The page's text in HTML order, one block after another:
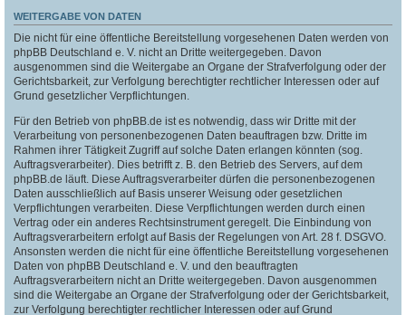
WEITERGABE VON DATEN
Die nicht für eine öffentliche Bereitstellung vorgesehenen Daten werden von
phpBB Deutschland e. V. nicht an Dritte weitergegeben. Davon
ausgenommen sind die Weitergabe an Organe der Strafverfolgung oder der
Gerichtsbarkeit, zur Verfolgung berechtigter rechtlicher Interessen oder auf
Grund gesetzlicher Verpflichtungen.
Für den Betrieb von phpBB.de ist es notwendig, dass wir Dritte mit der
Verarbeitung von personenbezogenen Daten beauftragen bzw. Dritte im
Rahmen ihrer Tätigkeit Zugriff auf solche Daten erlangen könnten (sog.
Auftragsverarbeiter). Dies betrifft z. B. den Betrieb des Servers, auf dem
phpBB.de läuft. Diese Auftragsverarbeiter dürfen die personenbezogenen
Daten ausschließlich auf Basis unserer Weisung oder gesetzlichen
Verpflichtungen verarbeiten. Diese Verpflichtungen werden durch einen
Vertrag oder ein anderes Rechtsinstrument geregelt. Die Einbindung von
Auftragsverarbeitern erfolgt auf Basis der Regelungen von Art. 28 f. DSGVO.
Ansonsten werden die nicht für eine öffentliche Bereitstellung vorgesehenen
Daten von phpBB Deutschland e. V. und den beauftragten
Auftragsverarbeitern nicht an Dritte weitergegeben. Davon ausgenommen
sind die Weitergabe an Organe der Strafverfolgung oder der Gerichtsbarkeit,
zur Verfolgung berechtigter rechtlicher Interessen oder auf Grund